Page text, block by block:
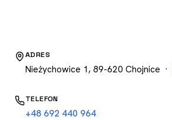
ADRES
Nieżychowice 1, 89-620 Chojnice ·
TELEFON
+48 692 440 964